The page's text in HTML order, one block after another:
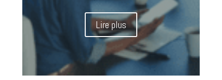
Lire plus